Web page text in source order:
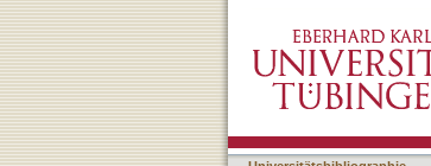
Quantification
VA-CAL Test